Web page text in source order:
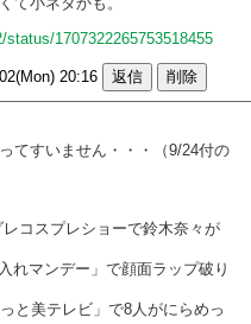
1707322265753518455
20:16
てすいません・・・（9/24付の
コスプレショーで鈴木奈々が
れマンデー」で顔面ラップ破り
と美テレビ」で8人がにらめっ